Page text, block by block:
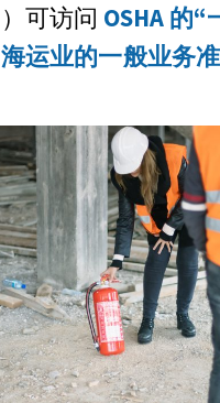
可访问 OSHA 的
运业的一般业务